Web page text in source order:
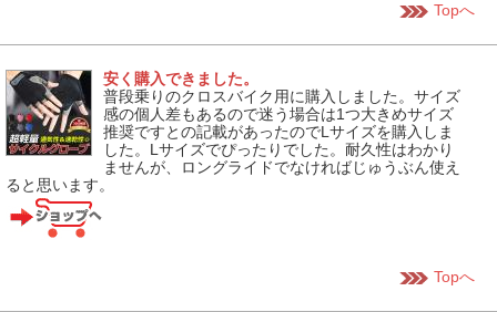
Topへ
安く購入できました。
普段乗りのクロスバイク用に購入しました。サイズ
感の個人差もあるので迷う場合は1つ大きめサイズ
推奨ですとの記載があったのでLサイズを購入しま
した。Lサイズでぴったりでした。耐久性はわかり
ませんが、ロングライドでなければじゅうぶん使え
ると思います。
Topへ